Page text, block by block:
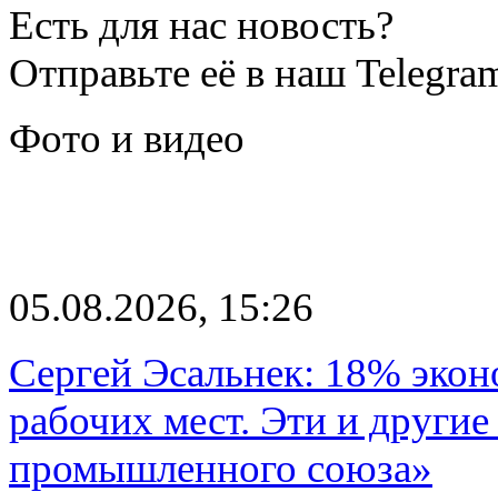
Есть для нас новость?
Отправьте её в наш
Фото и видео
05.08.2026, 15:26
Сергей Эсальнек: 18%
рабочих мест. Эти и
промышленного союза»